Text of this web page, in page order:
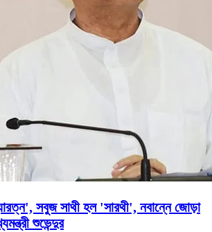
সবুজ সাথী হল 'সারথী', নবান্নে জোড়া
শুভেন্দুর